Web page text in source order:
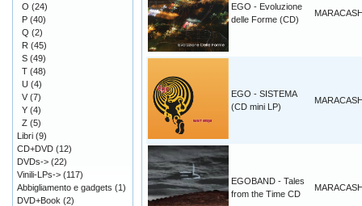
EGO - Evoluzione
delle Forme (CD)
EGO - SISTEMA
(CD mini LP)
EGOBAND - Tales
from the Time CD
O (24)
P (40)
Q (2)
R (45)
S (49)
T (48)
U (4)
V (7)
Y (4)
Z (5)
Libri (9)
CD+DVD (12)
DVDs-> (22)
Vinili-LPs-> (117)
Abbigliamento e gadgets (1)
DVD+Book (2)